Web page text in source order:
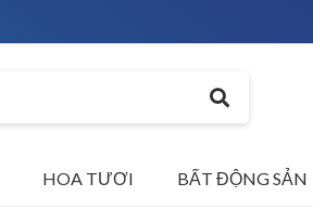
HOA TƯƠI BẤT ĐỘNG SẢN